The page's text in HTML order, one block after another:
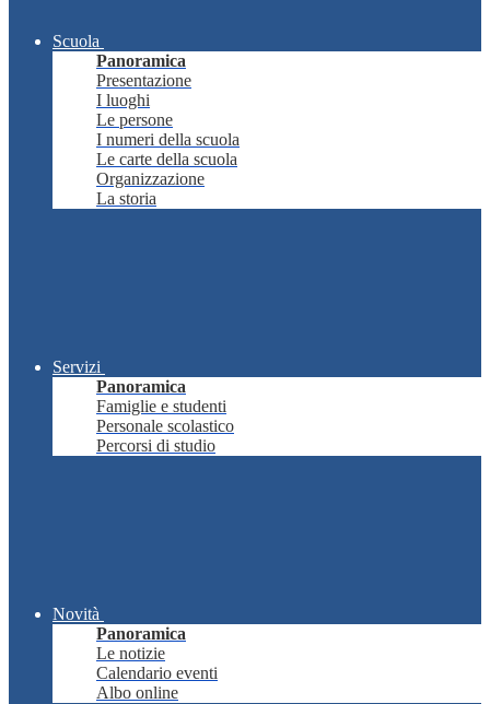
Scuola
Panoramica
Presentazione
I luoghi
Le persone
I numeri della scuola
Le carte della scuola
Organizzazione
La storia
Servizi
Panoramica
Famiglie e studenti
Personale scolastico
Percorsi di studio
Novità
Panoramica
Le notizie
Calendario eventi
Albo online